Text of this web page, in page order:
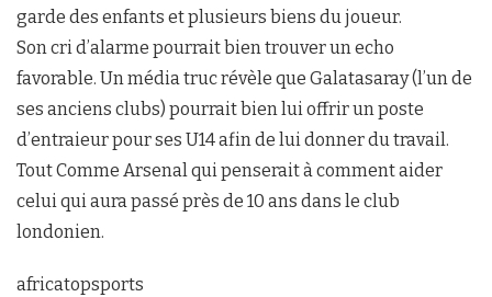
garde des enfants et plusieurs biens du joueur.
Son cri d’alarme pourrait bien trouver un echo
favorable. Un média truc révèle que Galatasaray (l’un de
ses anciens clubs) pourrait bien lui offrir un poste
d’entraieur pour ses U14 afin de lui donner du travail.
Tout Comme Arsenal qui penserait à comment aider
celui qui aura passé près de 10 ans dans le club
londonien.
africatopsports